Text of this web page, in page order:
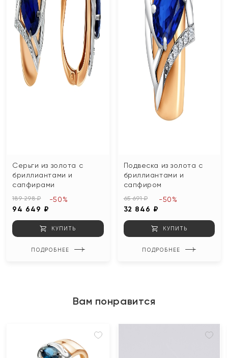
Серьги из золота с
бриллиантами и
сапфирами
189 298 ₽
94 649 ₽
-50%
КУПИТЬ
ПОДРОБНЕЕ
Подвеска из золота с
бриллиантами и
сапфиром
65 691 ₽
32 846 ₽
-50%
КУПИТЬ
ПОДРОБНЕЕ
Вам понравится